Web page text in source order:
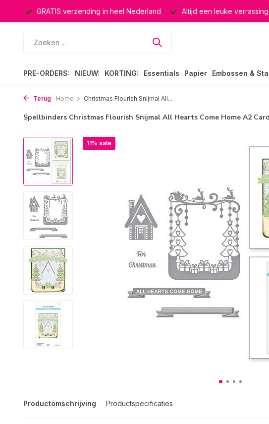
GRATIS verzending in heel Nederland Altijd een leuke verrassing
PRE-ORDERS: NIEUW: KORTING: Essentials Papier Embossen &
Terug Home Christmas Flourish Snijmal All...
Spellbinders Christmas Flourish Snijmal All Hearts Come Home A2
11% sale
Productomschrijving Productspecificaties